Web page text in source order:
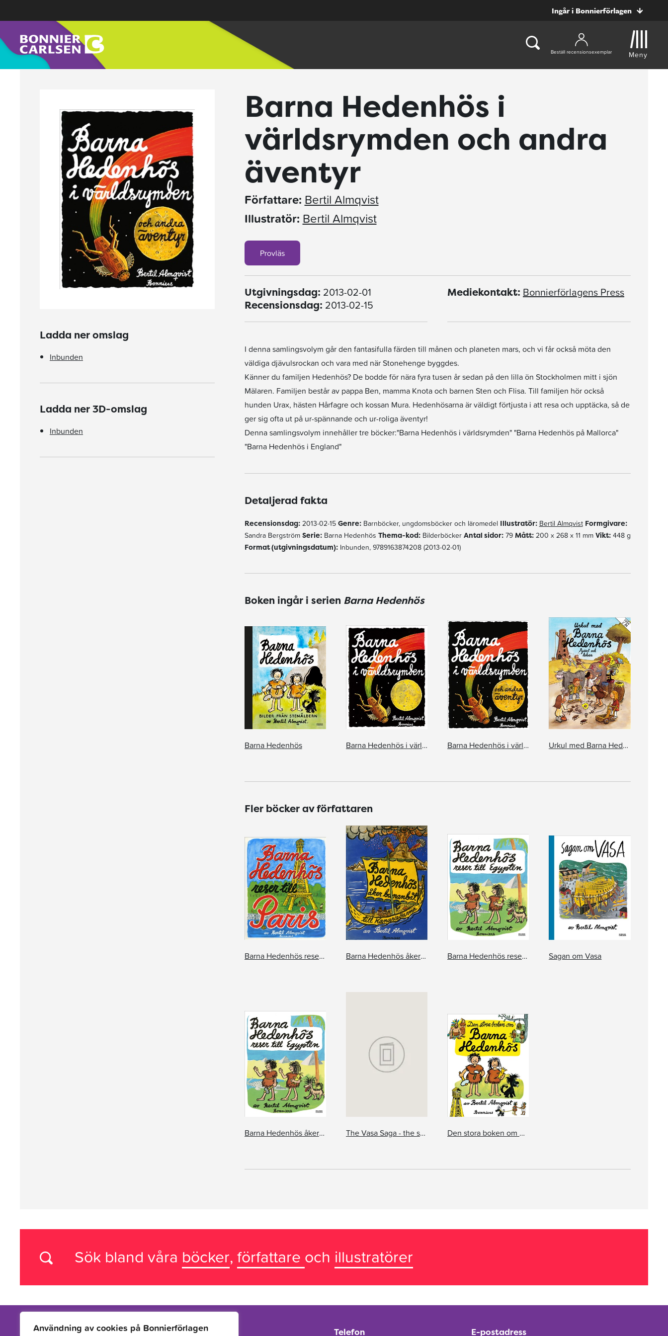
Användning av cookies på Bonnierförlagen
Ingår i Bonnierförlagen
Beställ recensionsexemplar Meny
Ladda ner omslag
Inbunden
Ladda ner 3D-omslag
Inbunden
Barna Hedenhös i
världsrymden och andra
äventyr
Författare: Bertil Almqvist
Illustratör: Bertil Almqvist
Provläs
Utgivningsdag: 2013-02-01
Recensionsdag: 2013-02-15
Mediekontakt: Bonnierförlagens Press
I denna samlingsvolym går den fantasifulla färden till månen och planeten mars, och vi får också möta den
väldiga djävulsrockan och vara med när Stonehenge byggdes.
Känner du familjen Hedenhös? De bodde för nära fyra tusen år sedan på den lilla ön Stockholmen mitt i sjön
Mälaren. Familjen består av pappa Ben, mamma Knota och barnen Sten och Flisa. Till familjen hör också
hunden Urax, hästen Hårfagre och kossan Mura. Hedenhösarna är väldigt förtjusta i att resa och upptäcka, så de
ger sig ofta ut på ur-spännande och ur-roliga äventyr!
Denna samlingsvolym innehåller tre böcker:"Barna Hedenhös i världsrymden" "Barna Hedenhös på Mallorca"
"Barna Hedenhös i England"
Detaljerad fakta
Recensionsdag:2013-02-15 Genre:Barnböcker, ungdomsböcker och läromedel Illustratör: Bertil Almqvist Formgivare:
Sandra Bergström Serie:Barna Hedenhös Thema-kod:Bilderböcker Antal sidor:79 Mått:200 x 268 x 11 mm Vikt:448 g
Format (utgivningsdatum):Inbunden, 9789163874208 (2013-02-01)
Boken ingår i serien Barna Hedenhös
Barna Hedenhös Barna Hedenhös i världsrymden Barna Hedenhös i världsrymden och andra äventyr Urkul med Barna Hedenhös
Fler böcker av författaren
Barna Hedenhös reser till Paris Barna Hedenhös åker bananbåt till Kanarieöarna Barna Hedenhös reser till Egypten Sagan om Vasa
Barna Hedenhös åker till Egypten The Vasa Saga - the story of a Ship Den stora boken om Barna Hedenhös
Sök bland våra böcker,författare och illustratörer
Telefon E-postadress